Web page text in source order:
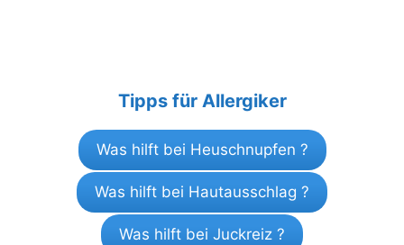
Tipps für Allergiker
Was hilft bei Heuschnupfen ?
Was hilft bei Hautausschlag ?
Was hilft bei Juckreiz ?